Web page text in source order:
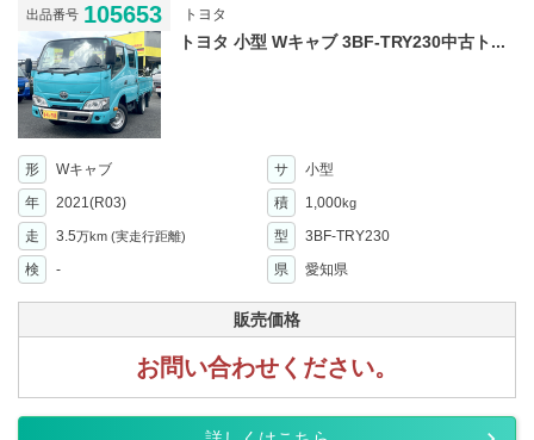
出品番号 105653 トヨタ
トヨタ 小型 Wキャブ 3BF-TRY230中古ト...
形 Wキャブ サ
小型
年
2021(R03) 積 1,000kg
走 3.5万km (実走行距離) 型
3BF-TRY230
検
- 県 愛知県
販売価格
お問い合わせください。